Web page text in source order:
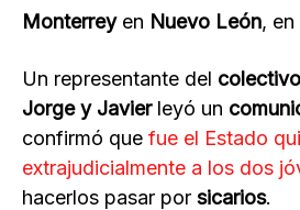
Monterrey en Nuevo León, en
Un representante del
Jorge y Javierleyó un
confirmó que fue el Estado
extrajudicialmente a los dos
hacerlos pasar por sicarios.